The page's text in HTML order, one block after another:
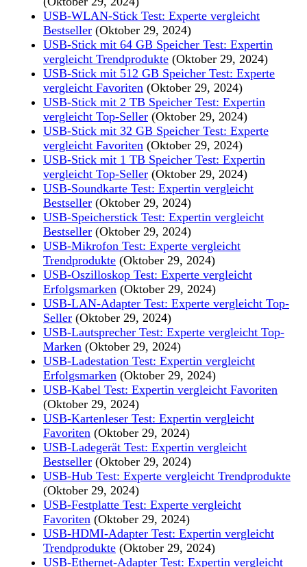
USB-WLAN-Stick Test: Experte vergleicht
Bestseller (Oktober 29, 2024)
USB-Stick mit 64 GB Speicher Test: Expertin
vergleicht Trendprodukte (Oktober 29, 2024)
USB-Stick mit 512 GB Speicher Test: Experte
vergleicht Favoriten (Oktober 29, 2024)
USB-Stick mit 2 TB Speicher Test: Expertin
vergleicht Top-Seller (Oktober 29, 2024)
USB-Stick mit 32 GB Speicher Test: Experte
vergleicht Favoriten (Oktober 29, 2024)
USB-Stick mit 1 TB Speicher Test: Expertin
vergleicht Top-Seller (Oktober 29, 2024)
USB-Soundkarte Test: Expertin vergleicht
Bestseller (Oktober 29, 2024)
USB-Speicherstick Test: Expertin vergleicht
Bestseller (Oktober 29, 2024)
USB-Mikrofon Test: Experte vergleicht
Trendprodukte (Oktober 29, 2024)
USB-Oszilloskop Test: Experte vergleicht
Erfolgsmarken (Oktober 29, 2024)
USB-LAN-Adapter Test: Experte vergleicht Top-
Seller (Oktober 29, 2024)
USB-Lautsprecher Test: Experte vergleicht Top-
Marken (Oktober 29, 2024)
USB-Ladestation Test: Expertin vergleicht
Erfolgsmarken (Oktober 29, 2024)
USB-Kabel Test: Expertin vergleicht Favoriten
(Oktober 29, 2024)
USB-Kartenleser Test: Expertin vergleicht
Favoriten (Oktober 29, 2024)
USB-Ladegerät Test: Expertin vergleicht
Bestseller (Oktober 29, 2024)
USB-Hub Test: Experte vergleicht Trendprodukte
(Oktober 29, 2024)
USB-Festplatte Test: Experte vergleicht
Favoriten (Oktober 29, 2024)
USB-HDMI-Adapter Test: Expertin vergleicht
Trendprodukte (Oktober 29, 2024)
USB-Ethernet-Adapter Test: Expertin vergleicht